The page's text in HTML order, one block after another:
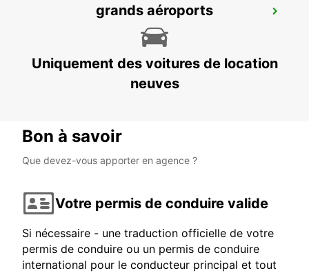
VALENCIENNES
VALENCIENNES - FRANCE
grands aéroports
Uniquement des voitures de location
neuves
Bon à savoir
Que devez-vous apporter en agence ?
Votre permis de conduire valide
Si nécessaire - une traduction officielle de votre
permis de conduire ou un permis de conduire
international pour le conducteur principal et tout